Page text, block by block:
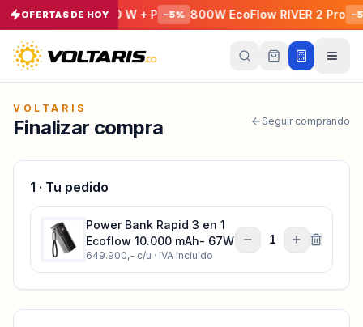
OFERTAS DE HOY
C1000X 1800 W + P −5 % 800W EcoFlow RIVER 2 Pro −5 %
VOLTARIS
Finalizar compra Seguir comprando
1 · Tu pedido
Power Bank Rapid 3 en 1
Ecoflow 10.000 mAh- 67W
649.900,- c/u · IVA incluido
1
Tu
Vacío
Tu
está
vacío
Agrega
págalos
todos